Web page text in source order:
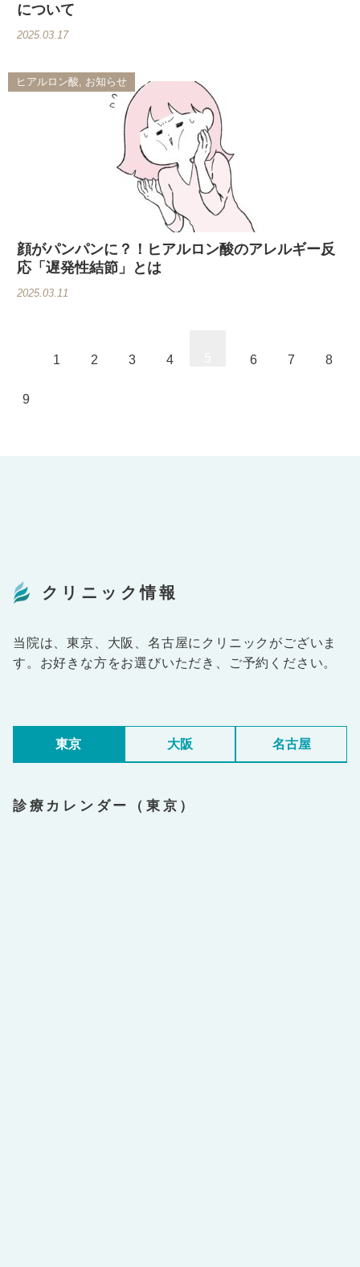
について
2025.03.17
ヒアルロン酸, お知らせ
顔がパンパンに？！ヒアルロン酸のアレルギー反
応「遅発性結節」とは
2025.03.11
1 2 3 4 6 7 8
9
クリニック情報
当院は、東京、大阪、名古屋にクリニックがございま
す。お好きな方をお選びいただき、ご予約ください。
東京 大阪 名古屋
診療カレンダー（東京）